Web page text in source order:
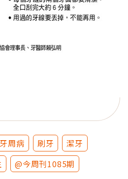
牙周病 刷牙
潔牙
@今周刊1085期